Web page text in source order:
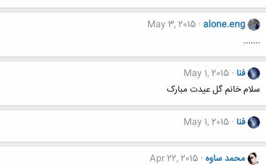
alone.eng
May 3, 2015
.......
فنا May 1, 2015
سلام خانم گل عیدت مبارک
فنا May 1, 2015
محمد ساوه Apr 22, 2015